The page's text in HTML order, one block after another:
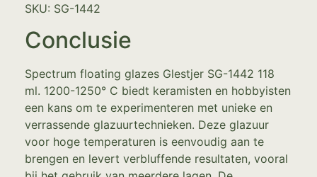
SKU: SG-1442
Conclusie
Spectrum floating glazes Glestjer SG-1442 118
ml. 1200-1250° C biedt keramisten en hobbyisten
een kans om te experimenteren met unieke en
verrassende glazuurtechnieken. Deze glazuur
voor hoge temperaturen is eenvoudig aan te
brengen en levert verbluffende resultaten, vooral